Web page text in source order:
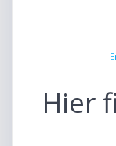
Hier